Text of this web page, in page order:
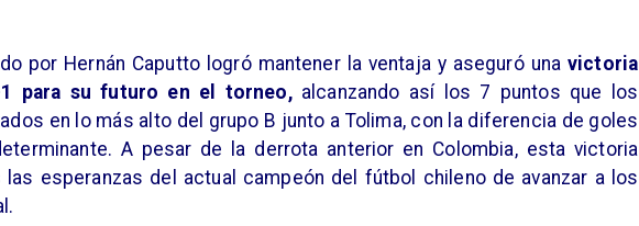
por Hernán Caputto logró mantener la ventaja y aseguró una victoria
para su futuro en el torneo,alcanzando así los 7 puntos que los
en lo más alto del grupo B junto a Tolima, con la diferencia de goles
A pesar de la derrota anterior en Colombia, esta victoria
las esperanzas del actual campeón del fútbol chileno de avanzar a los